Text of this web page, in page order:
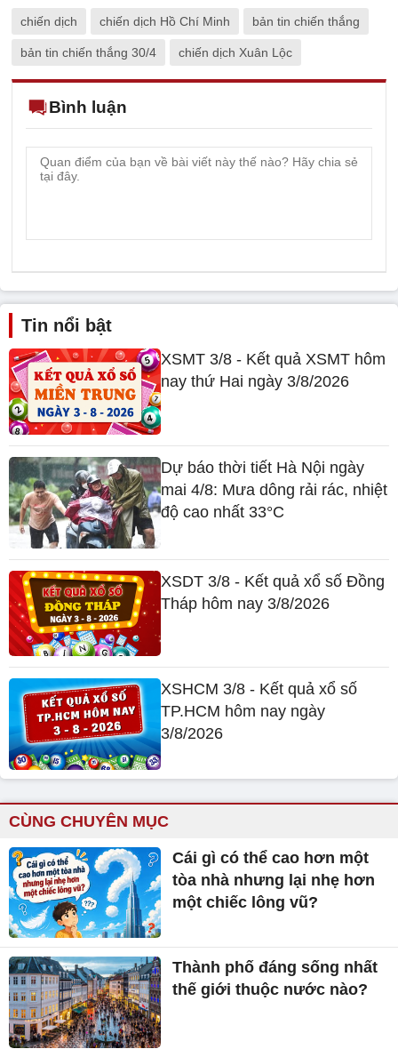
chiến dịch chiến dịch Hồ Chí Minh bản tin chiến thắng
bản tin chiến thắng 30/4 chiến dịch Xuân Lộc
Bình luận
Tin nổi bật
XSMT 3/8 - Kết quả XSMT hôm
nay thứ Hai ngày 3/8/2026
Dự báo thời tiết Hà Nội ngày
mai 4/8: Mưa dông rải rác, nhiệt
độ cao nhất 33°C
XSDT 3/8 - Kết quả xổ số Đồng
Tháp hôm nay 3/8/2026
XSHCM 3/8 - Kết quả xổ số
TP.HCM hôm nay ngày
3/8/2026
CÙNG CHUYÊN MỤC
Cái gì có thể cao hơn một
tòa nhà nhưng lại nhẹ hơn
một chiếc lông vũ?
Thành phố đáng sống nhất
thế giới thuộc nước nào?